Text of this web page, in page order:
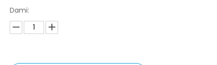
Dami: